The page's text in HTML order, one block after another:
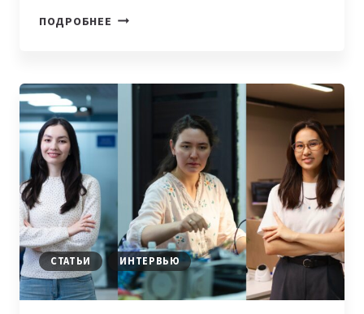
ПОДРОБНЕЕ WOMENINTECH.
КАЗАХСТАНА
О
ЛИДЕРСТВЕ,
КАРЬЕРНОМ
РОСТЕ
И
ВОЗМОЖНОСТЯХ
В
IT
СТАТЬИ ИНТЕРВЬЮ